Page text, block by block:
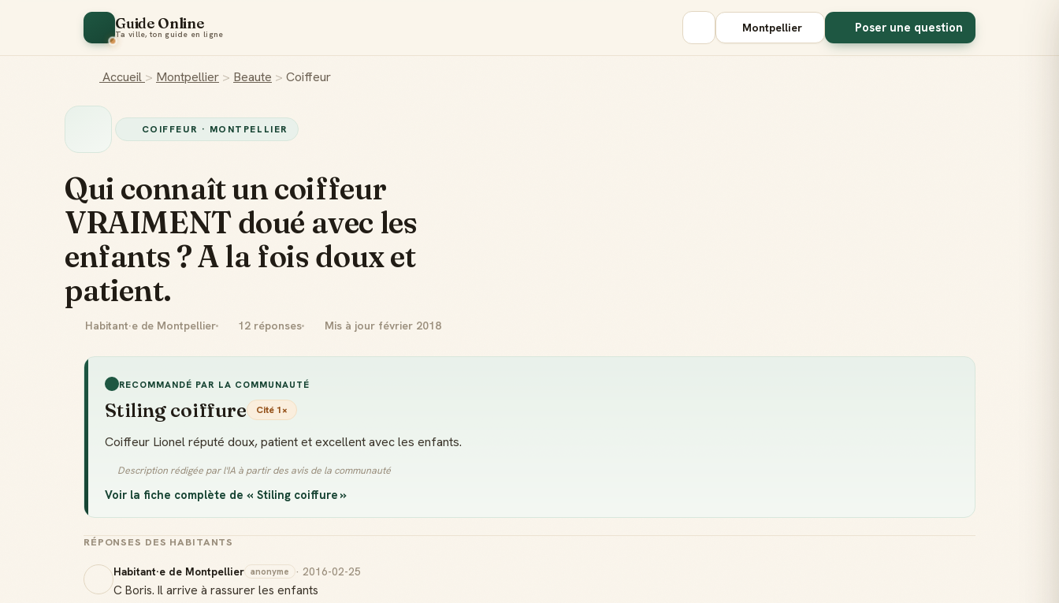
Guide Online
Ta ville, ton guide en ligne Montpellier Poser une question
Accueil > Montpellier > Beaute > Coiffeur
COIFFEUR · MONTPELLIER
Qui connaît un coiffeur
VRAIMENT doué avec les
enfants ? A la fois doux et
patient.
Habitant·e de Montpellier 12 réponses Mis à jour février 2018
RECOMMANDÉ PAR LA COMMUNAUTÉ
Stiling coiffure Cité 1×
Coiffeur Lionel réputé doux, patient et excellent avec les enfants.
Description rédigée par l'IA à partir des avis de la communauté
Voir la fiche complète de « Stiling coiffure »
RÉPONSES DES HABITANTS
Habitant·e de Montpellier anonyme · 2016-02-25
C Boris. Il arrive à rassurer les enfants